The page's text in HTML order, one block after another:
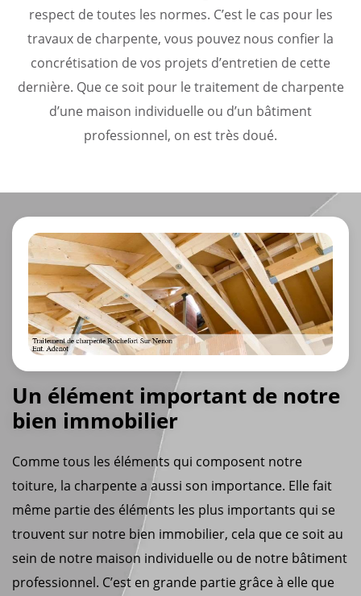
respect de toutes les normes. C’est le cas pour les
travaux de charpente, vous pouvez nous confier la
concrétisation de vos projets d’entretien de cette
dernière. Que ce soit pour le traitement de charpente
d’une maison individuelle ou d’un bâtiment
professionnel, on est très doué.
Un élément important de notre
bien immobilier
Comme tous les éléments qui composent notre
toiture, la charpente a aussi son importance. Elle fait
même partie des éléments les plus importants qui se
trouvent sur notre bien immobilier, cela que ce soit au
sein de notre maison individuelle ou de notre bâtiment
professionnel. C’est en grande partie grâce à elle que